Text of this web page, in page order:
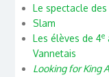
Le spectacle
Slam
Les élèves de 4e
Vannetais
Looking for King